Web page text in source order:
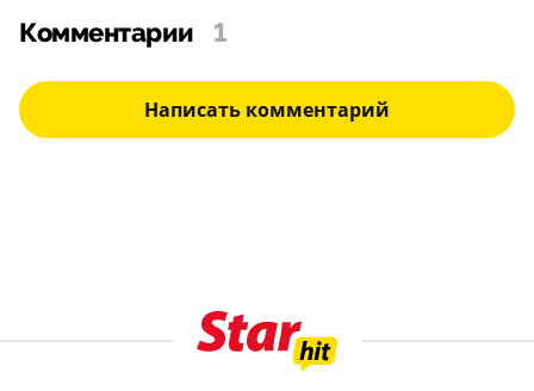
Комментарии 1
Написать комментарий